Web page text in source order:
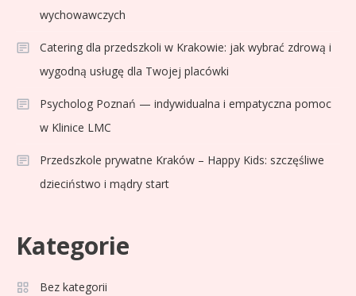
wychowawczych
Catering dla przedszkoli w Krakowie: jak wybrać zdrową i
wygodną usługę dla Twojej placówki
Psycholog Poznań — indywidualna i empatyczna pomoc
w Klinice LMC
Przedszkole prywatne Kraków – Happy Kids: szczęśliwe
dzieciństwo i mądry start
Kategorie
Bez kategorii